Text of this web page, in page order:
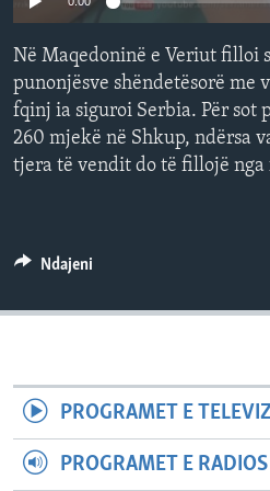
INTERVISTA
DITARI
Në Maqedoninë e Veriut filloi
punonjësve shëndetësorë me
fqinj ia siguroi Serbia. Për sot
260 mjekë në Shkup, ndërsa
tjera të vendit do të fillojë nga
Ndajeni
PROGRAMET E
PROGRAMET E RADIOS